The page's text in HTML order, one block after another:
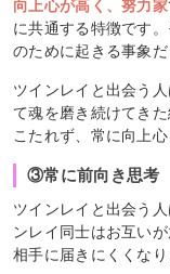
向上心が高く、努力家
に共通する特徴です
のために起きる事象
ツインレイと出会う
て魂を磨き続けてき
こたれず、常に向上
③常に前向き思考
ツインレイと出会う
ンレイ同士はお互い
相手に届きにくくなり